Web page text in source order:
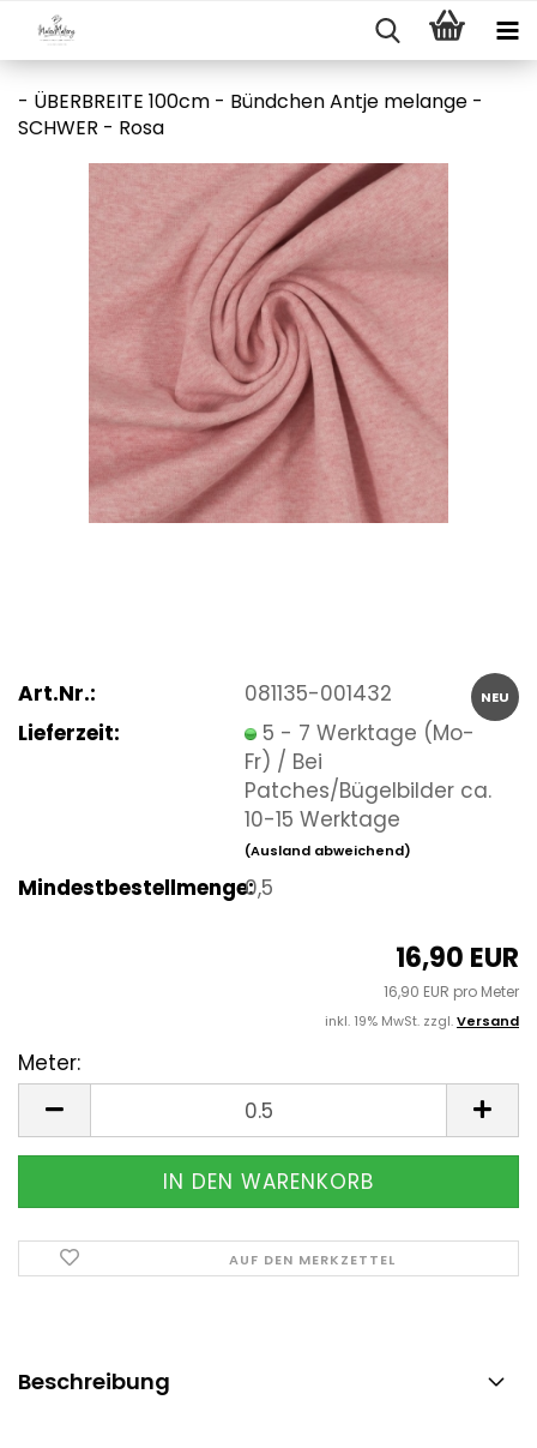
- ÜBERBREITE 100cm - Bündchen Antje melange -
SCHWER - Rosa
NEU
Art.Nr.:
081135-001432
Lieferzeit:
5 - 7 Werktage (Mo-
Fr) / Bei
Patches/Bügelbilder ca.
10-15 Werktage
(Ausland abweichend)
Mindestbestellmenge:0,5
16,90 EUR
16,90 EUR pro Meter
inkl. 19% MwSt. zzgl.Versand
Meter:
AUF DEN MERKZETTEL
Beschreibung